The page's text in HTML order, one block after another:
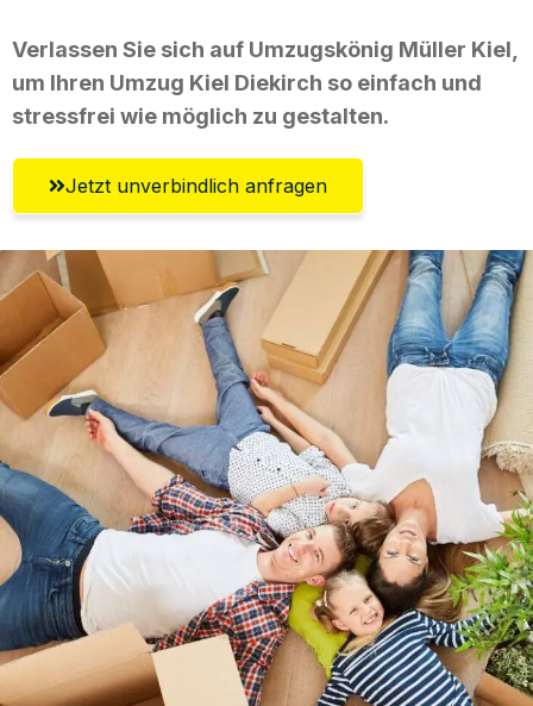
Verlassen Sie sich auf Umzugskönig Müller Kiel,
um Ihren Umzug Kiel Diekirch so einfach und
stressfrei wie möglich zu gestalten.
Jetzt unverbindlich anfragen